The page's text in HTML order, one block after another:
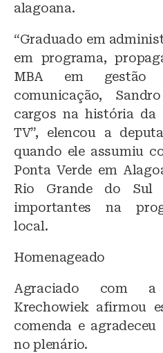
alagoana.
“Graduado em
em programa,
MBA em gestão
comunicação,
cargos na história da
TV”, elencou a
quando ele assumiu
Ponta Verde em
Rio Grande do Sul
importantes na
local.
Homenageado
Agraciado com a
Krechowiek afirmou
comenda e
no plenário.